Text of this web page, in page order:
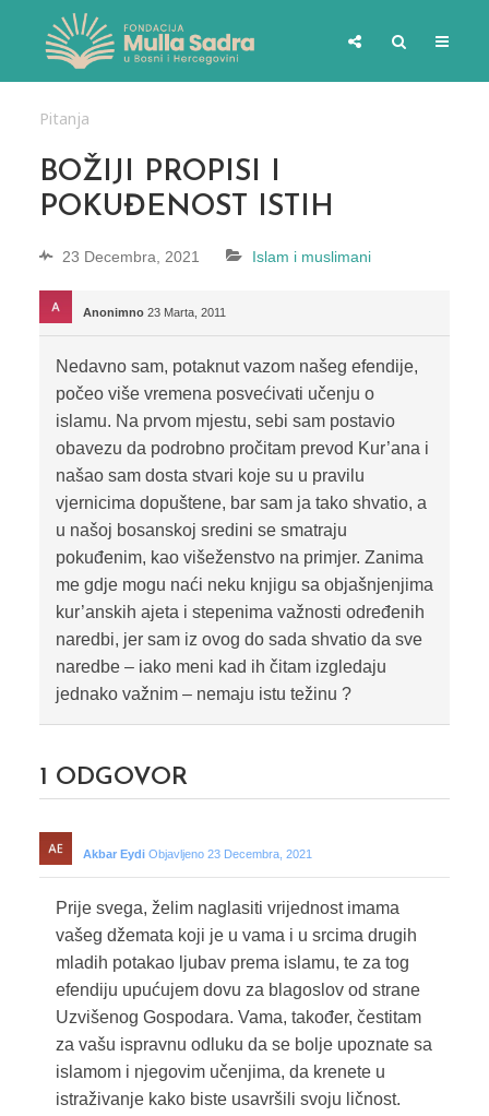
Pitanja
BOŽIJI PROPISI I
POKUĐENOST ISTIH
23 Decembra, 2021 Islam i muslimani
Anonimno 23 Marta, 2011
Nedavno sam, potaknut vazom našeg efendije,
počeo više vremena posvećivati učenju o
islamu. Na prvom mjestu, sebi sam postavio
obavezu da podrobno pročitam prevod Kur’ana i
našao sam dosta stvari koje su u pravilu
vjernicima dopuštene, bar sam ja tako shvatio, a
u našoj bosanskoj sredini se smatraju
pokuđenim, kao višeženstvo na primjer. Zanima
me gdje mogu naći neku knjigu sa objašnjenjima
kur’anskih ajeta i stepenima važnosti određenih
naredbi, jer sam iz ovog do sada shvatio da sve
naredbe – iako meni kad ih čitam izgledaju
jednako važnim – nemaju istu težinu ?
1 ODGOVOR
Akbar Eydi Objavljeno 23 Decembra, 2021
Prije svega, želim naglasiti vrijednost imama
vašeg džemata koji je u vama i u srcima drugih
mladih potakao ljubav prema islamu, te za tog
efendiju upućujem dovu za blagoslov od strane
Uzvišenog Gospodara. Vama, također, čestitam
za vašu ispravnu odluku da se bolje upoznate sa
islamom i njegovim učenjima, da krenete u
istraživanje kako biste usavršili svoju ličnost.